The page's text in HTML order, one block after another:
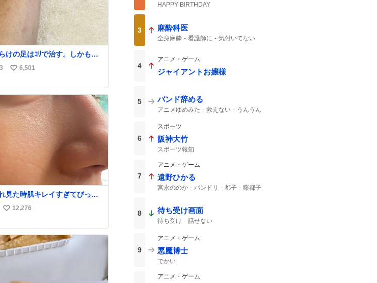
けの足はｺﾘで治す。しかも白
い
ね
数
6,501
見た時肌キレイすぎてびっく
りアイドルって体型･肌管理す
い
ね
数
12,276
HAPPY BIRTHDAY
3 麻酔科医
全身麻酔 看護師に 気付いてない
4
アニメ・ゲーム
ジャイアントお嬢様
5 バンド辞める
アニメゆめみた 救えない うんうん
6
スポーツ
阪神大竹
スポーツ報知
7
アニメ・ゲーム
遠野ひかる
宮永ののか バンドリ 都子 藤都子
8 待ち受け画面
待ち受け 話せない
9
アニメ・ゲーム
悪魔博士
でかい
アニメ・ゲーム